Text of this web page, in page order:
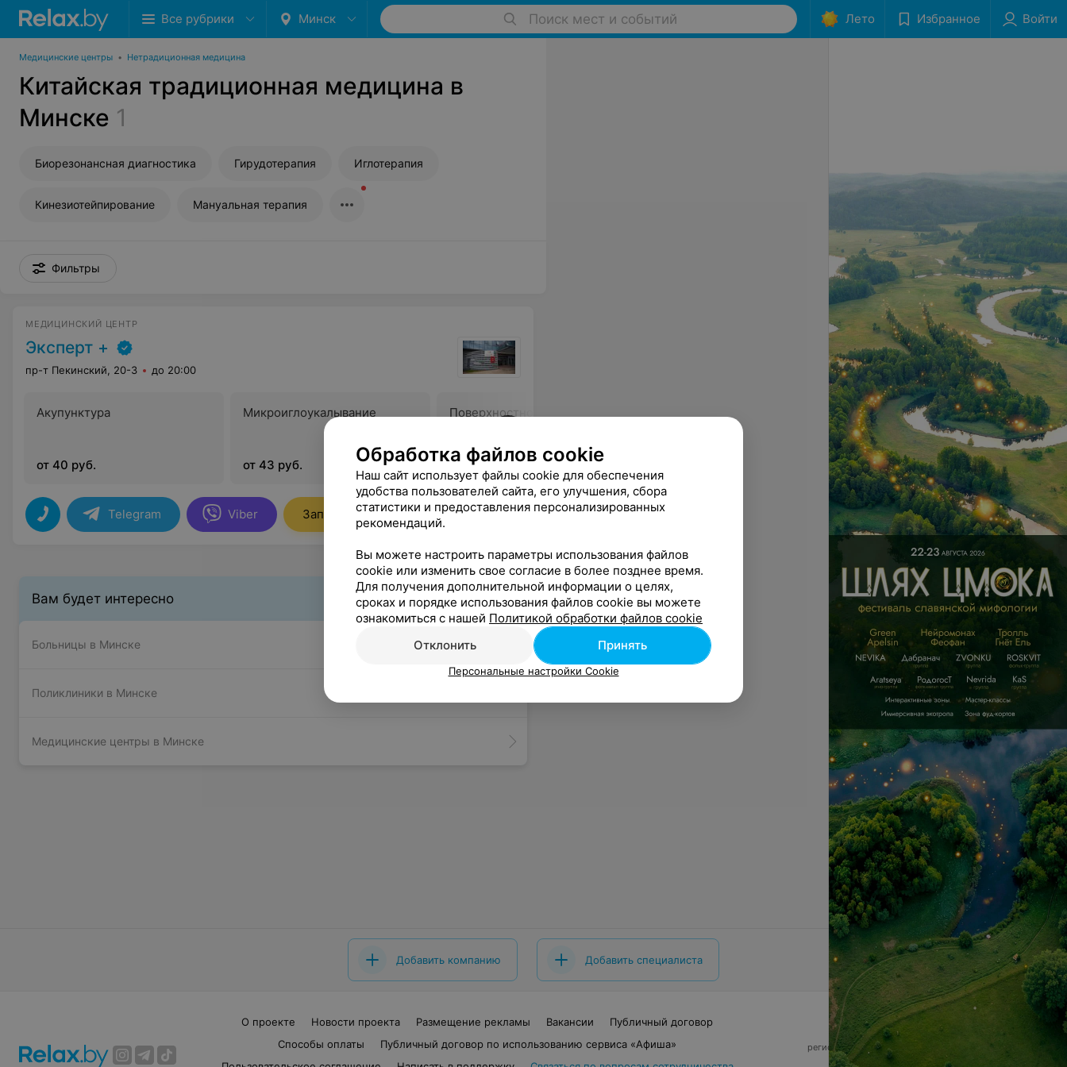
Все рубрики Минск Поиск мест и событий Лето Избранное Войти
Медицинские центры • Нетрадиционная медицина
Китайская традиционная медицина в
Минске 1
Биорезонансная диагностика Гирудотерапия Иглотерапия
Кинезиотейпирование Мануальная терапия
Фильтры
МЕДИЦИНСКИЙ ЦЕНТР
Эксперт +
пр-т Пекинский, 20-3 до 20:00
Акупунктура
от 40 руб.
Микроиглоукалывание
от 43 руб.
Поверхностное
от 28 руб.
акупунктуры полынными
Восточный массаж
от 9 руб.
Telegram Viber Записаться
Вам будет интересно
Больницы в Минске
Поликлиники в Минске
Медицинские центры в Минске
Добавить компанию Добавить специалиста
О проекте Новости проекта Размещение рекламы Вакансии
Публичный договор
Способы оплаты
Публичный договор по использованию сервиса «Афиша»
© 2026 ООО «Артокс Лаб», УНП 191700409,
регистрирующий орган - Минский горисполком
220012, Республика Беларусь, г. Минск,
Обработка файлов cookie
Наш сайт использует файлы cookie для обеспечения
удобства пользователей сайта, его улучшения, сбора
статистики и предоставления персонализированных
рекомендаций.
Вы можете настроить параметры использования файлов
cookie или изменить свое согласие в более позднее время.
Для получения дополнительной информации о целях,
сроках и порядке использования файлов cookie вы можете
ознакомиться с нашей Политикой обработки файлов cookie
Отклонить
Принять
Персональные настройки Cookie